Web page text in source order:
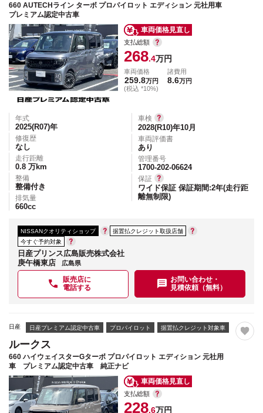
660 AUTECHライン ターボ プロパイロット エディション 元社用車
プレミアム認定中古車
車両価格見直し
支払総額
268.4万円
車両価格
259.8万円
(税込 *10%)
諸費用
8.6万円
年式
2025(R07)年
修復歴
なし
走行距離
0.8 万km
整備
整備付き
排気量
660cc
車検
2028(R10)年10月
車両評価書
あり
管理番号
1700-202-06624
保証
ワイド保証 保証期間:2年(走行距
離無制限)
NISSANクオリティショップ
据置払クレジット取扱店舗
今すぐ予約対象
日産プリンス広島販売株式会社
庚午橋東店
広島県
販売店に
電話する
お問い合わせ・
見積依頼（無料）
日産 日産プレミアム認定中古車 プロパイロット 据置払クレジット対象車
ルークス
660 ハイウェイスターGターボ プロパイロット エディション 元社用
車 プレミアム認定中古車 純正ナビ
車両価格見直し
支払総額
228.6万円